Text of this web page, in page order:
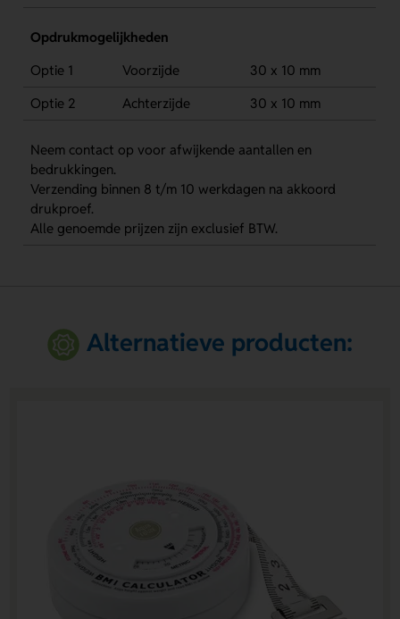
Opdrukmogelijkheden
Optie 1
Voorzijde
30 x 10 mm
Optie 2
Achterzijde 30 x 10 mm
Neem contact op voor afwijkende aantallen en
bedrukkingen.
Verzending binnen 8 t/m 10 werkdagen na akkoord
drukproef.
Alle genoemde prijzen zijn exclusief BTW.
Alternatieve producten: